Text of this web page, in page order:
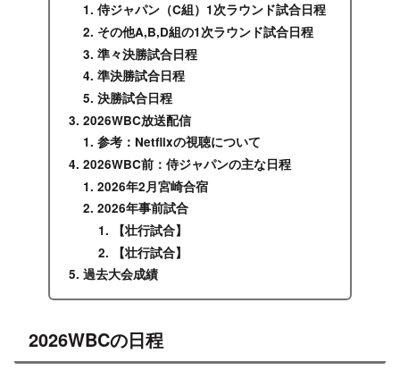
侍ジャパン（C組）1次ラウンド試合日程
その他A,B,D組の1次ラウンド試合日程
準々決勝試合日程
準決勝試合日程
決勝試合日程
2026WBC放送配信
参考：Netflixの視聴について
2026WBC前：侍ジャパンの主な日程
2026年2月宮崎合宿
2026年事前試合
【壮行試合】
【壮行試合】
過去大会成績
2026WBCの日程